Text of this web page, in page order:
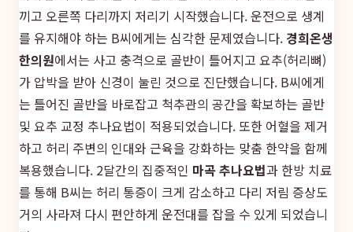
끼고 오른쪽 다리까지 저리기 시작했습니다. 운전으로 생계
를 유지해야 하는 B씨에게는 심각한 문제였습니다. 경희온생
한의원에서는 사고 충격으로 골반이 틀어지고 요추(허리뼈)
가 압박을 받아 신경이 눌린 것으로 진단했습니다. B씨에게
는 틀어진 골반을 바로잡고 척추관의 공간을 확보하는 골반
및 요추 교정 추나요법이 적용되었습니다. 또한 어혈을 제거
하고 허리 주변의 인대와 근육을 강화하는 맞춤 한약을 함께
복용했습니다. 2달간의 집중적인 마곡 추나요법과 한방 치료
를 통해 B씨는 허리 통증이 크게 감소하고 다리 저림 증상도
거의 사라져 다시 편안하게 운전대를 잡을 수 있게 되었습니